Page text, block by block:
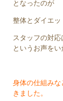
となったのが
整体とダイエッ
スタッフの対
というお声をい
身体の仕組み
きました。